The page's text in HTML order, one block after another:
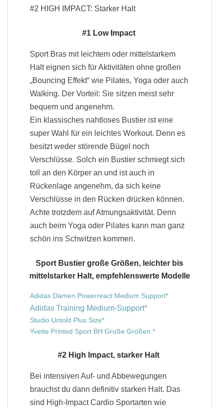
#2 HIGH IMPACT: Starker Halt
#1 Low Impact
Sport Bras mit leichtem oder mittelstarkem
Halt eignen sich für Aktivitäten ohne großen
„Bouncing Effekt“ wie Pilates, Yoga oder auch
Walking. Der Vorteil: Sie sitzen meist sehr
bequem und angenehm.
Ein klassisches nahtloses Bustier ist eine
super Wahl für ein leichtes Workout. Denn es
besitzt weder störende Bügel noch
Verschlüsse. Solch ein Bustier schmiegt sich
toll an den Körper an und ist auch in
Rückenlage angenehm, da sich keine
Verschlüsse in den Rücken drücken können.
Achte trotzdem auf Atmungsaktivität. Denn
auch beim Yoga oder Pilates kann man ganz
schön ins Schwitzen kommen.
Sport Bustier große Größen, leichter bis
mittelstarker Halt, empfehlenswerte Modelle
Adidas Damen Powerreact Medium Support
Adidas Training Medium-Support
Studio Untold Plus Size
Yvette Printed Sport BH Große Größen
#2 High Impact, starker Halt
Bei intensiven Auf- und Abbewegungen
brauchst du dann definitiv starken Halt. Das
sind High-Impact Cardio Sportarten wie